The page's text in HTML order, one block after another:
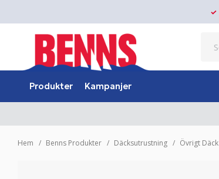
Produkter Kampanjer
Hem Benns Produkter Däcksutrustning Övrigt Däck